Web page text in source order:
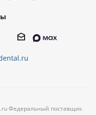
Федеральный поставщик